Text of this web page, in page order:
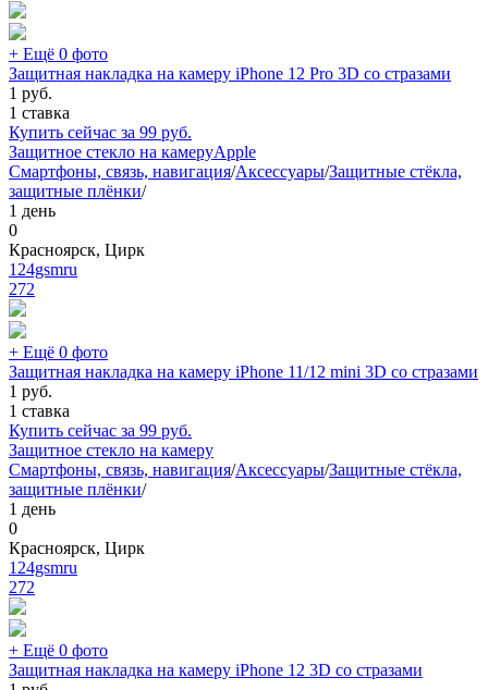
+ Ещё 0 фото
Защитная накладка на камеру iPhone 12 Pro 3D со стразами
1 руб.
1 ставка
Купить сейчас за 99 руб.
Защитное стекло на камеруApple
Смартфоны, связь, навигация/Аксессуары/Защитные стёкла,
защитные плёнки/
1 день
0
Красноярск, Цирк
124gsmru
272
+ Ещё 0 фото
Защитная накладка на камеру iPhone 11/12 mini 3D со стразами
1 руб.
1 ставка
Купить сейчас за 99 руб.
Защитное стекло на камеру
Смартфоны, связь, навигация/Аксессуары/Защитные стёкла,
защитные плёнки/
1 день
0
Красноярск, Цирк
124gsmru
272
+ Ещё 0 фото
Защитная накладка на камеру iPhone 12 3D со стразами